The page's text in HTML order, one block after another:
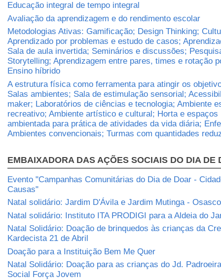
Educação integral de tempo integral
Avaliação da aprendizagem e do rendimento escolar
Metodologias Ativas: Gamificação; Design Thinking;
Aprendizado por problemas e estudo de casos;
Sala de aula invertida; Seminários e discussões;
Storytelling; Aprendizagem entre pares, times e rotação
Ensino híbrido
A estrutura física como ferramenta para atingir os
Salas ambientes; Sala de estimulação sensorial;
maker; Laboratórios de ciências e tecnologia; Ambiente
recreativo; Ambiente artístico e cultural; Horta e espaços
ambientada para prática de atividades da vida diária;
Ambientes convencionais; Turmas com quantidades
EMBAIXADORA DAS AÇÕES SOCIAIS DO DIA DE
Evento "Campanhas Comunitárias do Dia de Doar -
Causas"
Natal solidário: Jardim D'Ávila e Jardim Mutinga - Osasco
Natal solidário: Instituto ITA PRODIGI para a Aldeia do
Natal Solidário: Doação de brinquedos às crianças da
Kardecista 21 de Abril
Doação para a Instituição Bem Me Quer
Natal Solidário: Doação para as crianças do Jd.
Social Força Jovem